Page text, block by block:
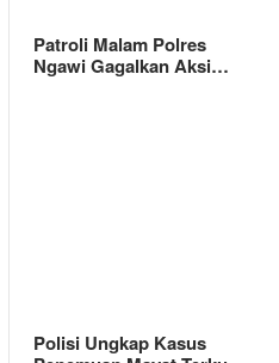
Patroli Malam Polres
Ngawi Gagalkan Aksi…
Polisi Ungkap Kasus